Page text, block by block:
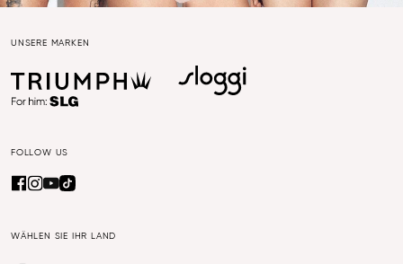
UNSERE MARKEN
FOLLOW US
WÄHLEN SIE IHR LAND